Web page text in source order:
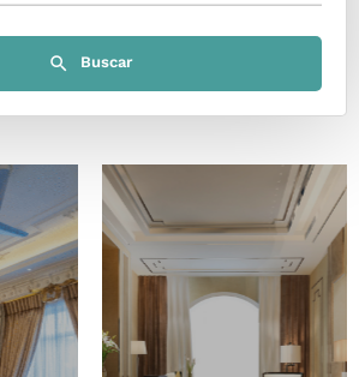
Buscar